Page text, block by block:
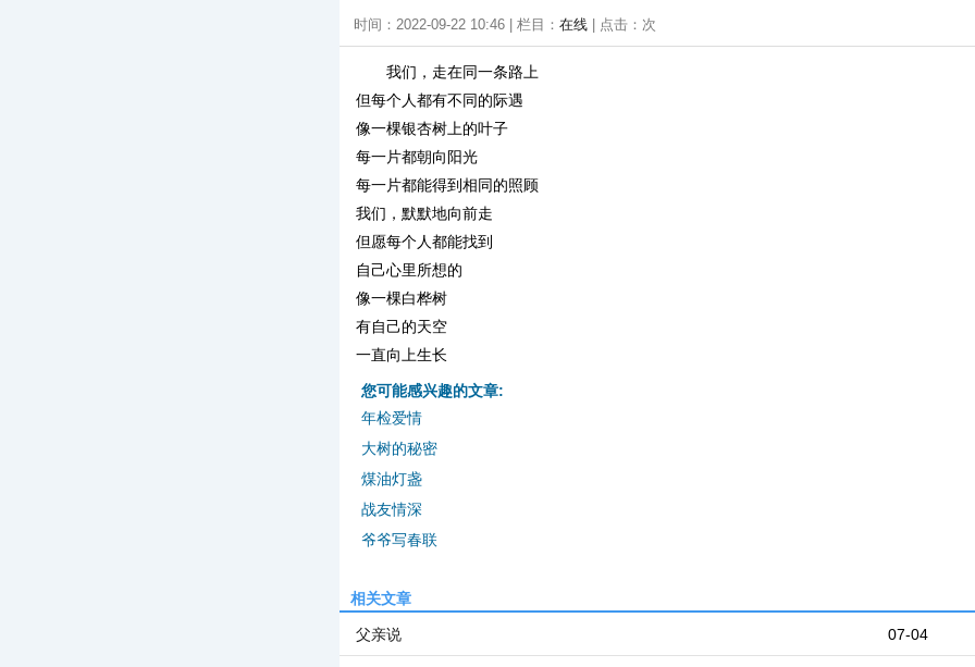
时间：2022-09-22 10:46 | 栏目： 在线 | 点击： 次
我们，走在同一条路上
但每个人都有不同的际遇
像一棵银杏树上的叶子
每一片都朝向阳光
每一片都能得到相同的照顾
我们，默默地向前走
但愿每个人都能找到
自己心里所想的
像一棵白桦树
有自己的天空
一直向上生长
您可能感兴趣的文章:
年检爱情
大树的秘密
煤油灯盏
战友情深
爷爷写春联
相关文章
07-04
父亲说